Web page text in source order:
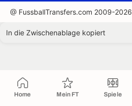
Home Mein FT Spiele
@ FussballTransfers.com 2009-2026
In die Zwischenablage kopiert